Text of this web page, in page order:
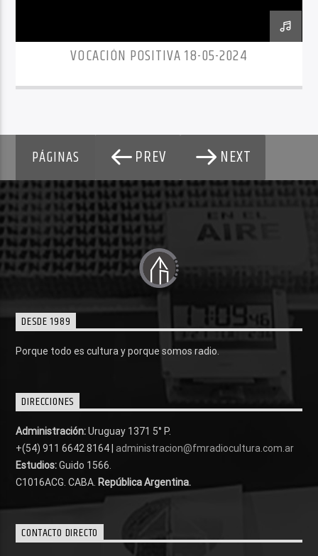
VOCACIÓN POSITIVA 18-05-2024
PÁGINAS PREV NEXT
DESDE 1989
Porque todo es cultura y porque somos radio.
DIRECCIONES
Administración:Uruguay 1371 5° P.
+(54) 911 6642 8164 | administracion@fmradiocultura.com.ar
Estudios:Guido 1566.
C1016ACG . CABA. República Argentina.
CONTACTO DIRECTO